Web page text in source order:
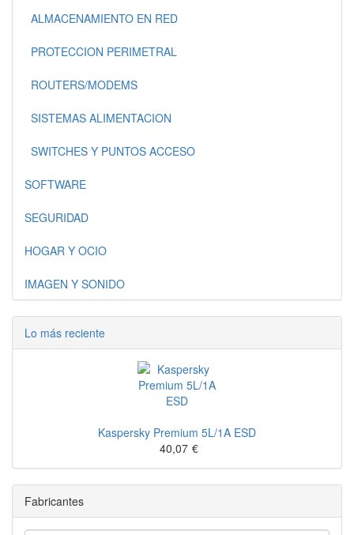
ALMACENAMIENTO EN RED
PROTECCION PERIMETRAL
ROUTERS/MODEMS
SISTEMAS ALIMENTACION
SWITCHES Y PUNTOS ACCESO
SOFTWARE
SEGURIDAD
HOGAR Y OCIO
IMAGEN Y SONIDO
Lo más reciente
Kaspersky Premium 5L/1A ESD
40,07 €
Fabricantes